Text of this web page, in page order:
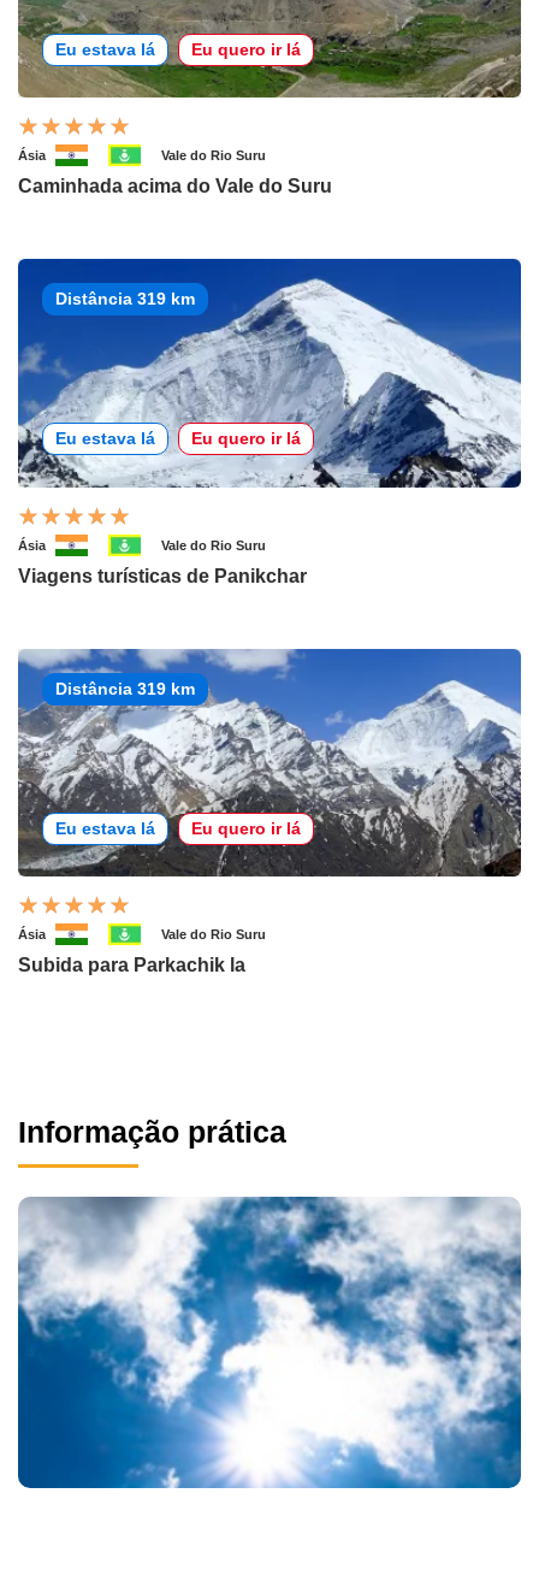
Eu estava lá Eu quero ir lá
Ásia Vale do Rio Suru
Caminhada acima do Vale do Suru
Distância 319 km
Eu estava lá Eu quero ir lá
Ásia Vale do Rio Suru
Viagens turísticas de Panikchar
Distância 319 km
Eu estava lá Eu quero ir lá
Ásia Vale do Rio Suru
Subida para Parkachik la
Informação prática